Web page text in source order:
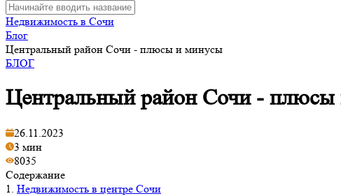
Недвижимость в Сочи
Блог
Центральный район Сочи - плюсы и минусы
БЛОГ
Центральный район Сочи -
26.11.2023
3 мин
8035
Содержание
1. Недвижимость в центре Сочи